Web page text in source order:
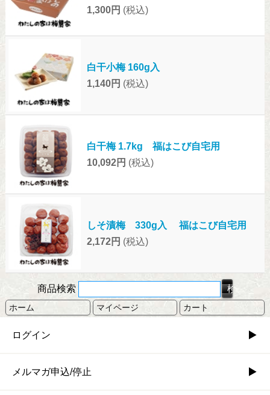
1,300円 (税込)
白干小梅 160g入
1,140円 (税込)
白干梅 1.7kg 福はこび自宅用
10,092円 (税込)
しそ漬梅 330g入 福はこび自宅用
2,172円 (税込)
商品検索
ホーム マイページ カート
ログイン
メルマガ申込/停止